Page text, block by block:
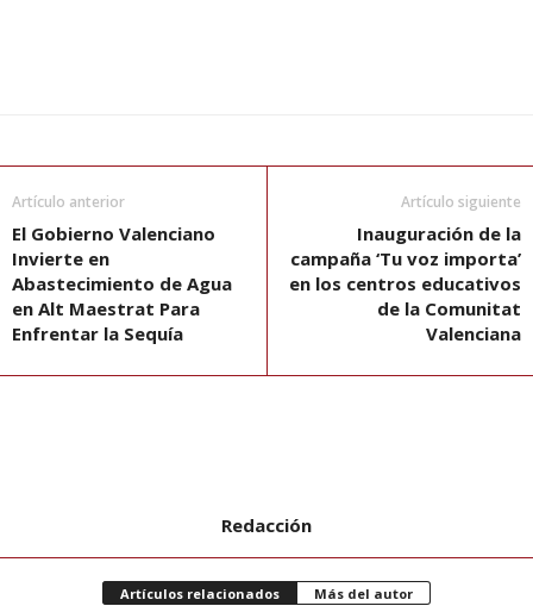
Artículo anterior
El Gobierno Valenciano
Invierte en
Abastecimiento de Agua
en Alt Maestrat Para
Enfrentar la Sequía
Artículo siguiente
Inauguración de la
campaña ‘Tu voz importa’
en los centros educativos
de la Comunitat
Valenciana
Redacción
Artículos relacionados Más del autor